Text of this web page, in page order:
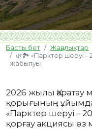
Басты бет
Жаңалықтар
🌿🏞️ «Парктер шеруі –
жабылуы
2026 жылы Қаратау
қорығының
«Парктер шеруі –
қорғау акциясы өз